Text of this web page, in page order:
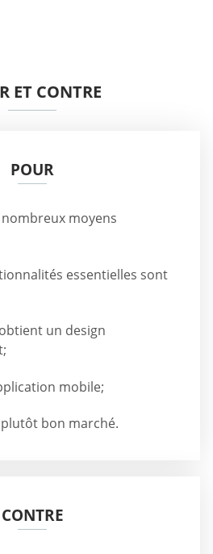
ET CONTRE
POUR
moyens
essentielles sont
un design
mobile;
bon marché.
CONTRE